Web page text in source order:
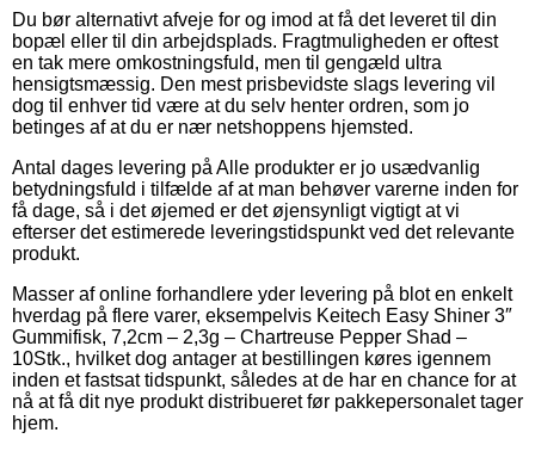
Du bør alternativt afveje for og imod at få det leveret til din
bopæl eller til din arbejdsplads. Fragtmuligheden er oftest
en tak mere omkostningsfuld, men til gengæld ultra
hensigtsmæssig. Den mest prisbevidste slags levering vil
dog til enhver tid være at du selv henter ordren, som jo
betinges af at du er nær netshoppens hjemsted.
Antal dages levering på Alle produkter er jo usædvanlig
betydningsfuld i tilfælde af at man behøver varerne inden for
få dage, så i det øjemed er det øjensynligt vigtigt at vi
efterser det estimerede leveringstidspunkt ved det relevante
produkt.
Masser af online forhandlere yder levering på blot en enkelt
hverdag på flere varer, eksempelvis Keitech Easy Shiner 3″
Gummifisk, 7,2cm – 2,3g – Chartreuse Pepper Shad –
10Stk., hvilket dog antager at bestillingen køres igennem
inden et fastsat tidspunkt, således at de har en chance for at
nå at få dit nye produkt distribueret før pakkepersonalet tager
hjem.